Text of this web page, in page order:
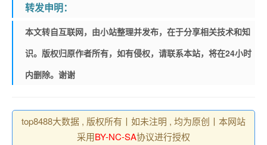
转发申明：
本文转自互联网，由小站整理并发布，在于分享相关技术和知
识。版权归原作者所有，如有侵权，请联系本站，将在24小时
内删除。谢谢
top8488大数据 , 版权所有丨如未注明 , 均为原创丨本网站
采用BY-NC-SA协议进行授权